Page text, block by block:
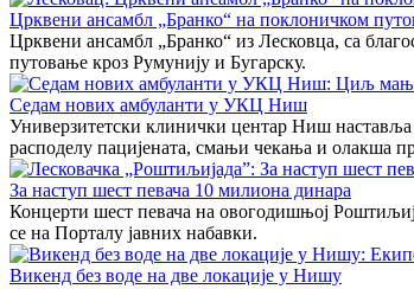
Црквени ансамбл „Бранко“ на поклоничком
Црквени ансамбл „Бранко“ из Лесковца, са
путовање кроз Румунију и Бугарску.
Седам нових амбуланти у УКЦ Ниш
Универзитетски клинички центар Ниш наставља
расподелу пацијената, смањи чекања и олакша
За наступ шест певача 10 милиона динара
Концерти шест певача на овогодишњој
се на Порталу јавних набавки.
Викенд без воде на две локације у Нишу